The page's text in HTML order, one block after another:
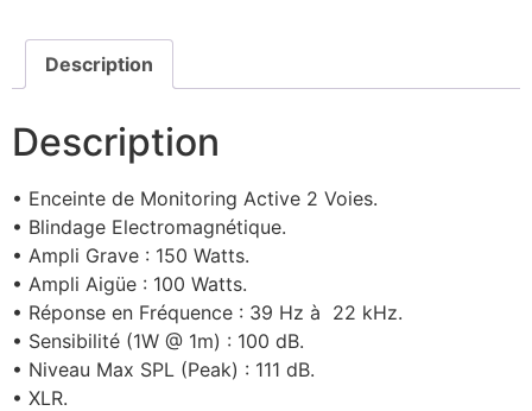
Description
Description
• Enceinte de Monitoring Active 2 Voies.
• Blindage Electromagnétique.
• Ampli Grave : 150 Watts.
• Ampli Aigüe : 100 Watts.
• Réponse en Fréquence : 39 Hz à 22 kHz.
• Sensibilité (1W @ 1m) : 100 dB.
• Niveau Max SPL (Peak) : 111 dB.
• XLR.